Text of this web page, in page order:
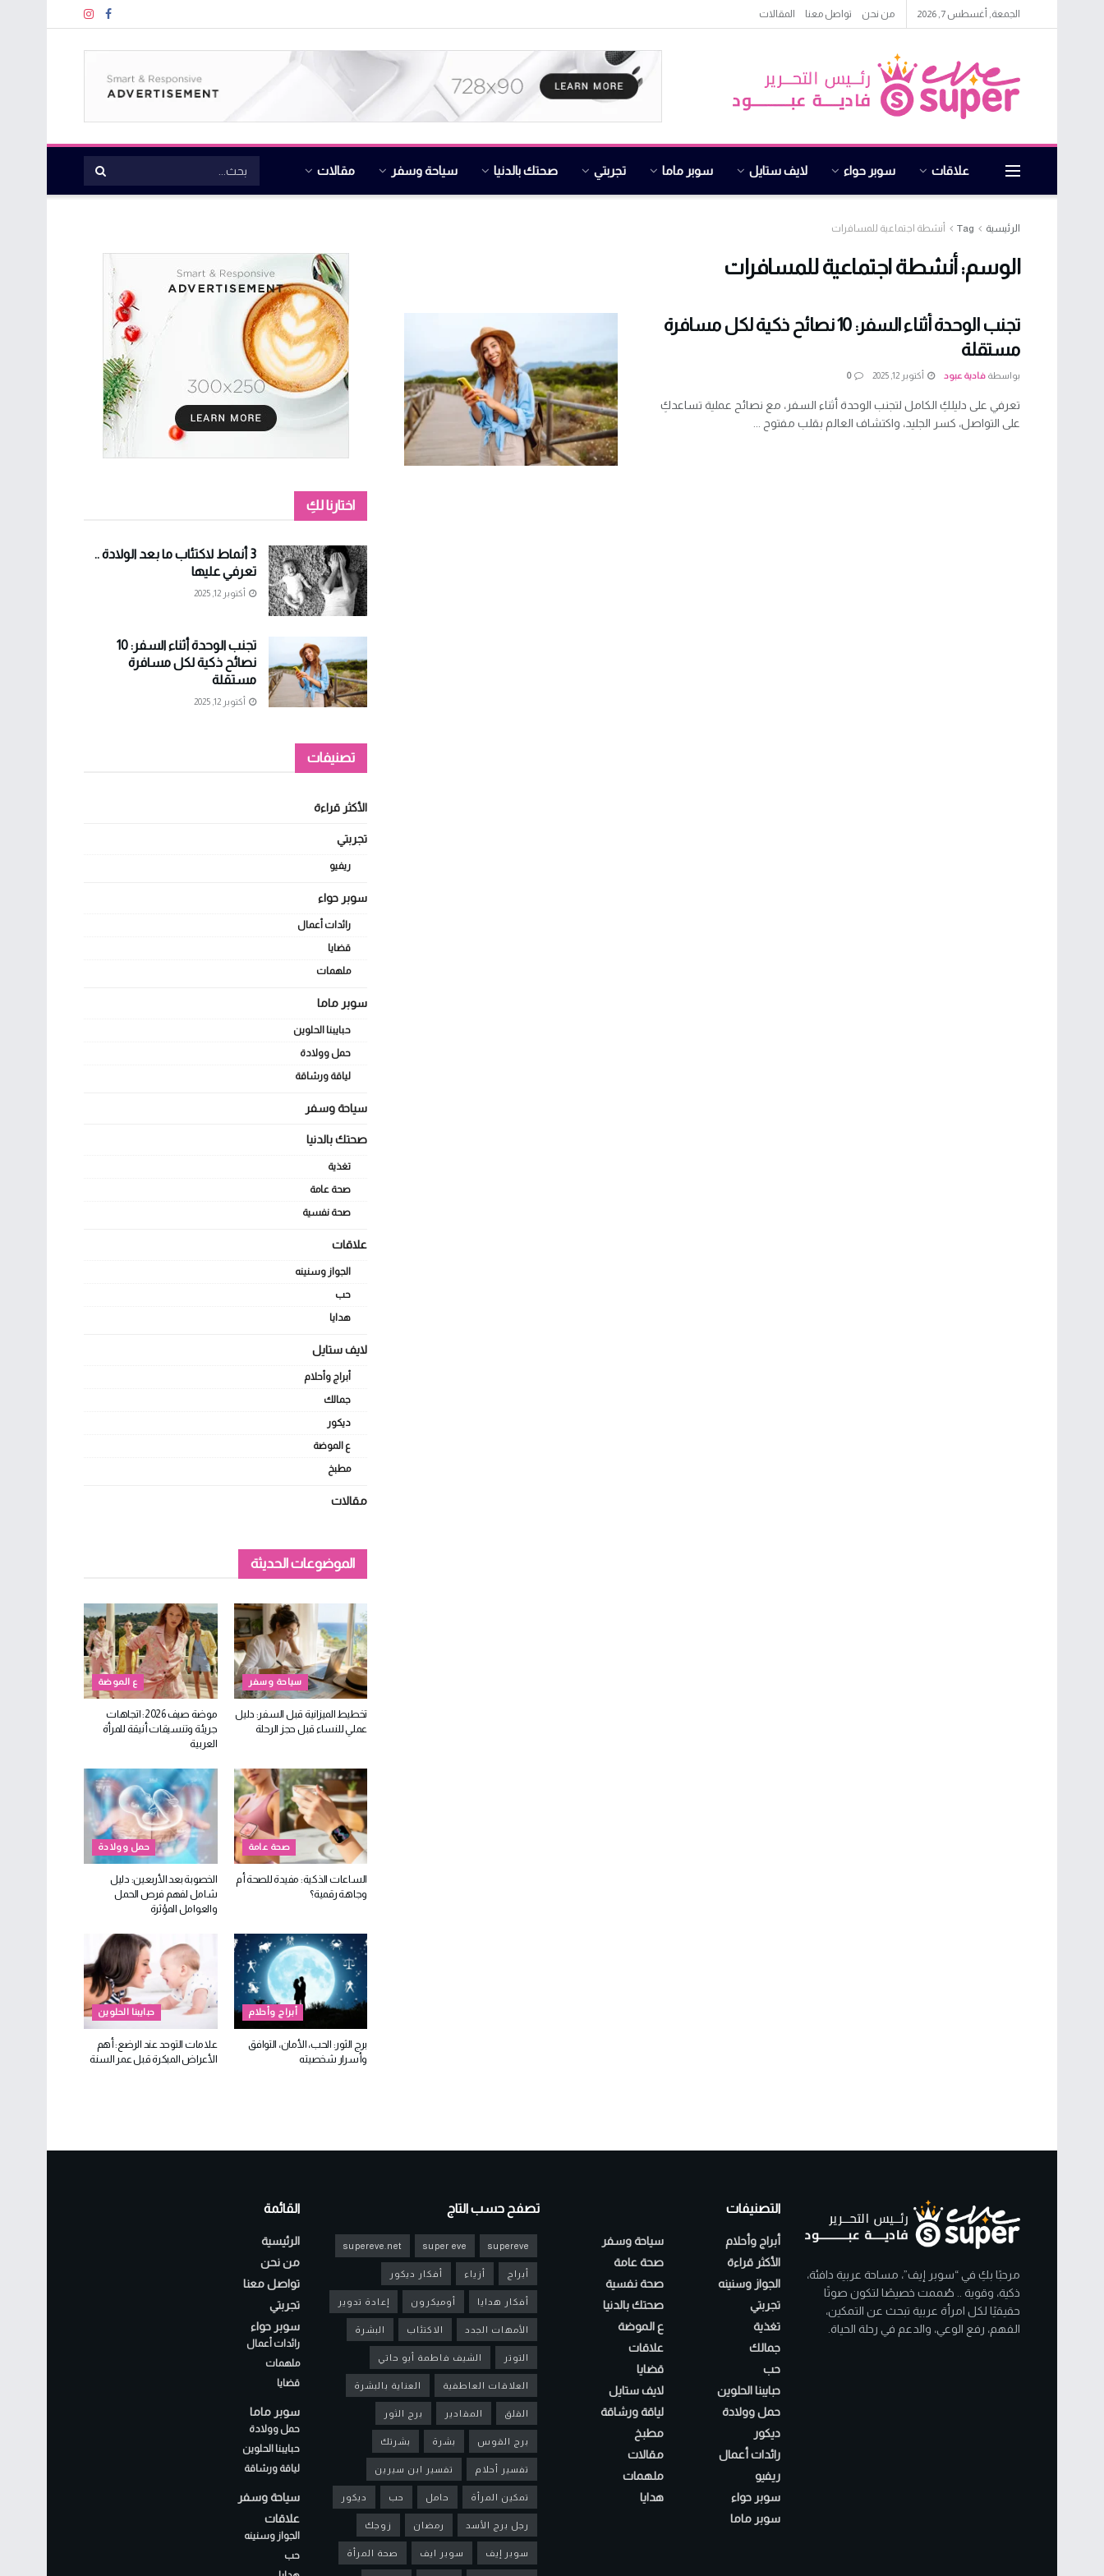
الجمعة, أغسطس 7, 2026 من نحن تواصل معنا المقالات
علاقات سوبر حواء لايف ستايل سوبر ماما تجربتي صحتك بالدنيا سياحة وسفر مقالات
الرئيسية Tag أنشطة اجتماعية للمسافرات
الوسم: أنشطة اجتماعية للمسافرات
تجنب الوحدة أثناء السفر: 10 نصائح ذكية لكل مسافرة
مستقلة
بواسطة فادية عبود أكتوبر 12, 2025 0
تعرفي على دليلكِ الكامل لتجنب الوحدة أثناء السفر، مع نصائح عملية تساعدكِ
على التواصل، كسر الجليد، واكتشاف العالم بقلب مفتوح ...
اختارنا لكِ
3 أنماط لاكتئاب ما بعد الولادة ..
تعرفي عليها
أكتوبر 12, 2025
تجنب الوحدة أثناء السفر: 10
نصائح ذكية لكل مسافرة
مستقلة
أكتوبر 12, 2025
تصنيفات
الأكثر قراءة
تجربتي
ريفيو
سوبر حواء
رائدات أعمال
قضايا
ملهمات
سوبر ماما
حبايبنا الحلوين
حمل وولادة
لياقة ورشاقة
سياحة وسفر
صحتك بالدنيا
تغذية
صحة عامة
صحة نفسية
علاقات
الجواز وسنينه
حب
هدايا
لايف ستايل
أبراج وأحلام
جمالك
ديكور
ع الموضة
مطبخ
مقالات
الموضوعات الحديثة
سياحة وسفر
تخطيط الميزانية قبل السفر: دليل
عملي للنساء قبل حجز الرحلة
ع الموضة
موضة صيف 2026: اتجاهات
جريئة وتنسيقات أنيقة للمرأة
العربية
صحة عامة
الساعات الذكية: مفيدة للصحة أم
وجاهة رقمية؟
حمل وولادة
الخصوبة بعد الأربعين: دليل
شامل لفهم فرص الحمل
والعوامل المؤثرة
أبراج وأحلام
برج الثور: الحب، الأمان، التوافق
وأسرار شخصيته
حبايبنا الحلوين
علامات التوحد عند الرضع: أهم
الأعراض المبكرة قبل عمر السنة
مرحبًا بكِ في “سوبر إيف”، مساحة عربية دافئة،
ذكية، وقوية .. صُممت خصيصًا لتكون صوتًا
حقيقيًا لكل امرأة عربية تبحث عن التمكين،
الفهم، رفع الوعي، والدعم في رحلة الحياة.
التصنيفات
أبراج وأحلام
الأكثر قراءة
الجواز وسنينه
تجربتي
تغذية
جمالك
حب
حبايبنا الحلوين
حمل وولادة
ديكور
رائدات أعمال
ريفيو
سوبر حواء
سوبر ماما
سياحة وسفر
صحة عامة
صحة نفسية
صحتك بالدنيا
ع الموضة
علاقات
قضايا
لايف ستايل
لياقة ورشاقة
مطبخ
مقالات
ملهمات
هدايا
تصفح حسب التاج
supereve
super eve
supereve.net
أبراج أزياء أفكار ديكور
أفكار هدايا أوميكرون إعادة تدوير
الأمهات الجدد الاكتئاب البشرة
التوتر الشيف فاطمة أبو حاتي
العلاقات العاطفية العناية بالبشرة
القلق المقادير برج الثور
برج القوس بشرة بشرتك
تفسير أحلام تفسير ابن سيرين
تمكين المرأة حامل حب ديكور
رجل برج الأسد رمضان زوجك
سوبر إيف سوبر ايف صحة المرأة
القائمة
الرئيسية
من نحن
تواصل معنا
تجربتي
سوبر حواء
رائدات أعمال
ملهمات
قضايا
سوبر ماما
حمل وولادة
حبايبنا الحلوين
لياقة ورشاقة
سياحة وسفر
علاقات
الجواز وسنينه
حب